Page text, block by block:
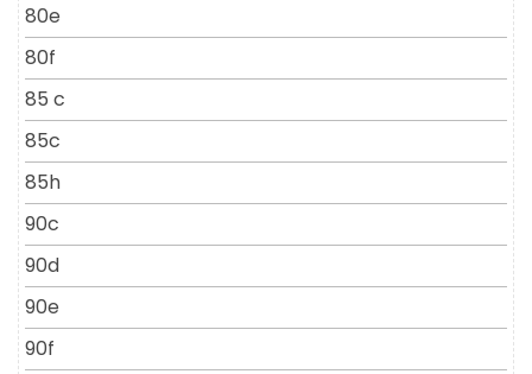
80e
80f
85 c
85c
85h
90c
90d
90e
90f